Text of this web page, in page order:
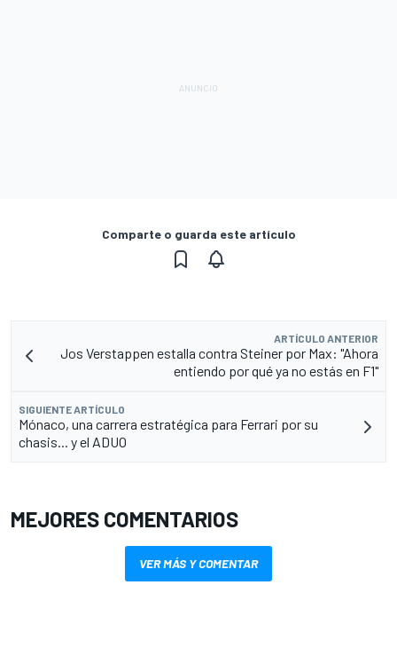
Comparte o guarda este artículo
ARTÍCULO ANTERIOR
Jos Verstappen estalla contra Steiner por Max: "Ahora
entiendo por qué ya no estás en F1"
SIGUIENTE ARTÍCULO
Mónaco, una carrera estratégica para Ferrari por su
chasis... y el ADUO
MEJORES COMENTARIOS
VER MÁS Y COMENTAR